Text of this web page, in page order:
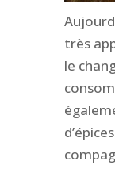
très
le